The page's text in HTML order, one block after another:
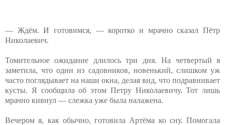
— Ждём. И готовимся, — коротко и мрачно сказал Пётр
Николаевич.
Томительное ожидание длилось три дня. На четвертый я
заметила, что один из садовников, новенький, слишком уж
часто поглядывает на наши окна, делая вид, что подравнивает
кусты. Я сообщила об этом Петру Николаевичу. Тот лишь
мрачно кивнул — слежка уже была налажена.
Вечером я, как обычно, готовила Артёма ко сну. Помогала